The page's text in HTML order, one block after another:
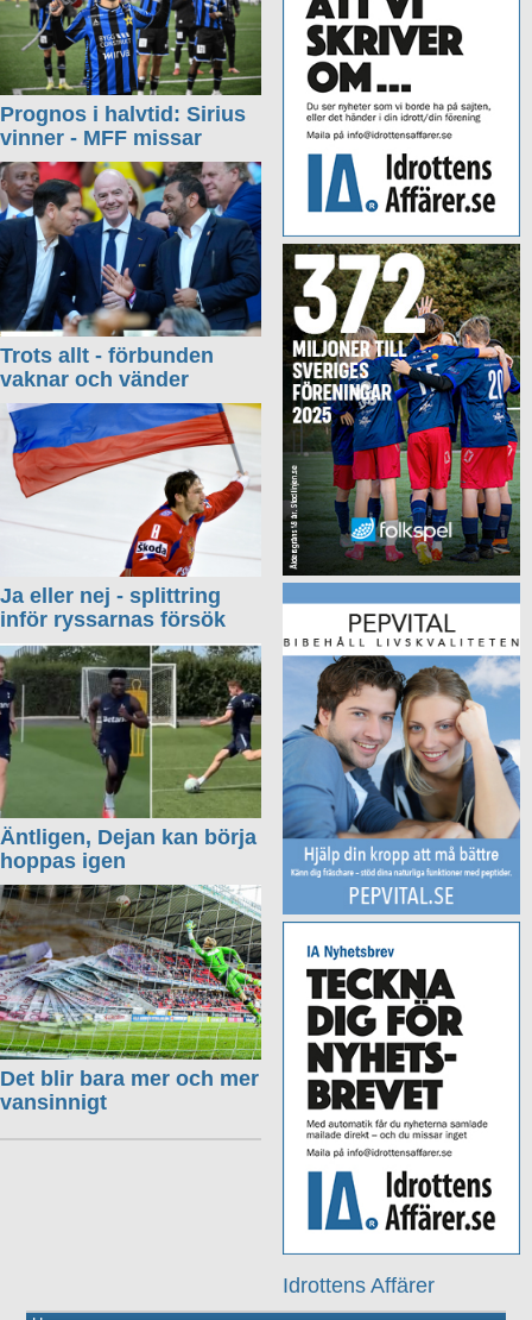
Idrottens Affärer
Prognos i halvtid: Sirius
vinner - MFF missar
Trots allt - förbunden
vaknar och vänder
Ja eller nej - splittring
inför ryssarnas försök
Äntligen, Dejan kan börja
hoppas igen
Det blir bara mer och mer
vansinnigt